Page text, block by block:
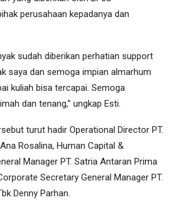
perusahaan kepadanya dan
sudah diberikan perhatian support
saya dan semoga impian almarhum
kuliah bisa tercapai. Semoga
dan tenang,” ungkap Esti.
turut hadir Operational Director PT.
Rosalina, Human Capital &
Manager PT. Satria Antaran Prima
Secretary General Manager PT.
Denny Parhan.